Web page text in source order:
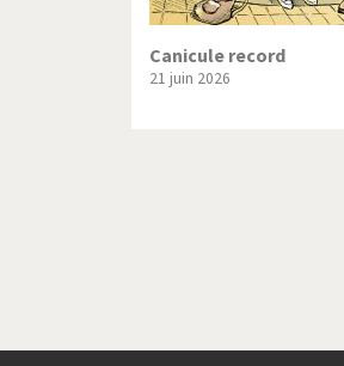
Canicule record
21 juin 2026